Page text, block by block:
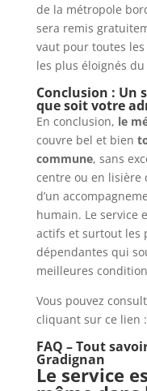
de la métropole
sera remis
vaut pour toutes
les plus éloignés
Conclusion : Un
que soit votre
En conclusion, le
couvre bel et bien
commune, sans
centre ou en lisière
d’un
humain. Le service
actifs et surtout les
dépendantes qui
meilleures
Vous pouvez
cliquant sur ce lien :
FAQ – Tout
Gradignan
Le service